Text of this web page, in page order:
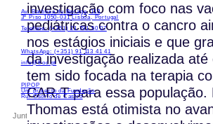
investigação com foco nas
pediátricas contra o cancro
nos estágios iniciais e que
da investigação realizada
tem sido focada na terapia
CAR-T para essa população.
Thomas está otimista no
Av. Barbosa du Bocage, 113,
3º Piso 1050-031 Lisboa, Portugal
Telefone: (+351) 21 791 50 07
WhatsApp: (+351) 91 113 41 41
info@froc.pt
PIPOP
Um projecto da Fundação
Rui Osório de Castro